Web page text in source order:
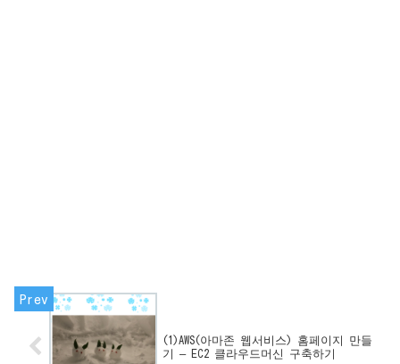
(1)AWS(아마존 웹서비스) 홈페이지 만들
기 – EC2 클라우드머신 구축하기